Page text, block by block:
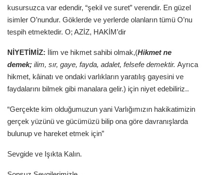
kusursuzca var edendir, “şekil ve suret” verendir. En güzel
isimler O’nundur. Göklerde ve yerlerde olanların tümü O’nu
tespih etmektedir. O; AZİZ, HAKİM’dir
NİYETİMİZ: İlim ve hikmet sahibi olmak,(Hikmet ne
demek; ilim, sır, gaye, fayda, adalet, felsefe demektir. Ayrıca
hikmet, kâinatı ve ondaki varlıkların yaratılış gayesini ve
faydalarını bilmek gibi manalara gelir.) için niyet edebiliriz..
“Gerçekte kim olduğumuzun yani Varlığımızın hakikatimizin
gerçek yüzünü ve gücümüzü bilip ona göre davranışlarda
bulunup ve hareket etmek için”
Sevgide ve Işıkta Kalın.